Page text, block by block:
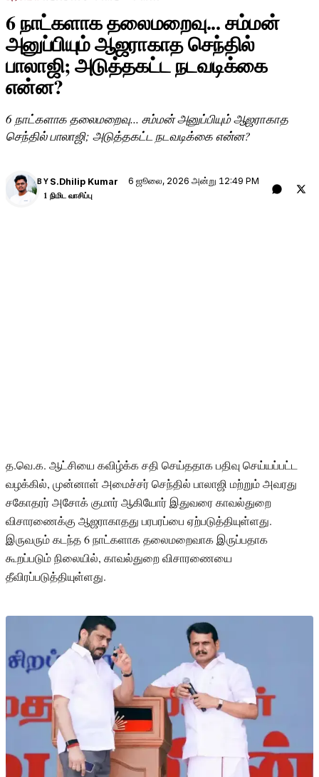
6 நாட்களாக தலைமறைவு... சம்மன்
அனுப்பியும் ஆஜராகாத செந்தில்
பாலாஜி; அடுத்தகட்ட நடவடிக்கை
என்ன?
6 நாட்களாக தலைமறைவு... சம்மன் அனுப்பியும் ஆஜராகாத
செந்தில் பாலாஜி; அடுத்தகட்ட நடவடிக்கை என்ன?
BY S.Dhilip Kumar 6 ஜூலை, 2026 அன்று 12:49 PM
1 நிமிட வாசிப்பு
த.வெ.க. ஆட்சியை கவிழ்க்க சதி செய்ததாக பதிவு செய்யப்பட்ட
வழக்கில், முன்னாள் அமைச்சர் செந்தில் பாலாஜி மற்றும் அவரது
சகோதரர் அசோக் குமார் ஆகியோர் இதுவரை காவல்துறை
விசாரணைக்கு ஆஜராகாதது பரபரப்பை ஏற்படுத்தியுள்ளது.
இருவரும் கடந்த 6 நாட்களாக தலைமறைவாக இருப்பதாக
கூறப்படும் நிலையில், காவல்துறை விசாரணையை
தீவிரப்படுத்தியுள்ளது.